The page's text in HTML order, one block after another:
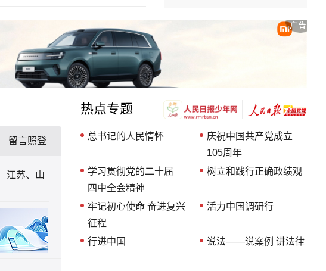
留言照登
江苏、 山
热点专题
总书记的人民情怀
庆祝中国共产党成立
105周年
学习贯彻党的二十届
四中全会精神
树立和践行正确政绩观
牢记初心使命 奋进复兴
征程
活力中国调研行
行进中国 说法——说案例 讲法律